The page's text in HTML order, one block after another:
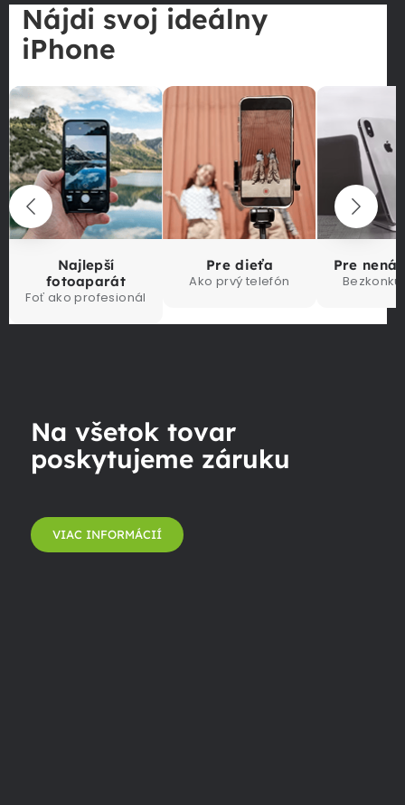
Nájdi svoj ideálny
iPhone
Najlepší
fotoaparát
Foť ako profesionál
Pre dieťa
Ako prvý telefón
Pre
Na všetok tovar
poskytujeme záruku
VIAC INFORMÁCIÍ